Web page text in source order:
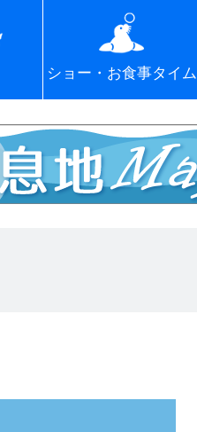
ショー・お食事タイム